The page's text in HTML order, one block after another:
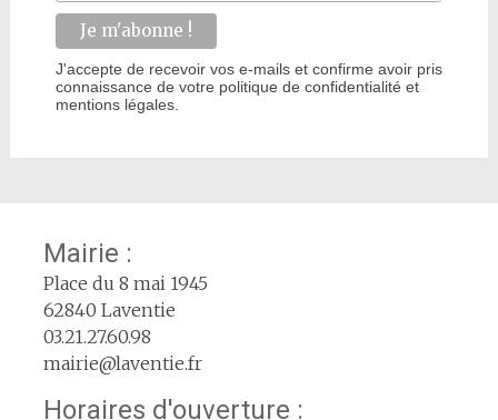
J'accepte de recevoir vos e-mails et confirme avoir pris
connaissance de votre politique de confidentialité et
mentions légales.
Mairie :
Place du 8 mai 1945
62840 Laventie
03.21.27.60.98
mairie@laventie.fr
Horaires d'ouverture :